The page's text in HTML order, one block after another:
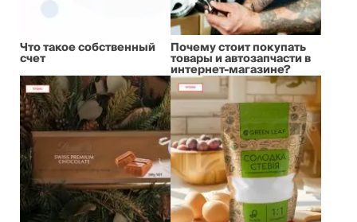
Что такое собственный
счет
Почему стоит покупать
товары и автозапчасти в
интернет-магазине?